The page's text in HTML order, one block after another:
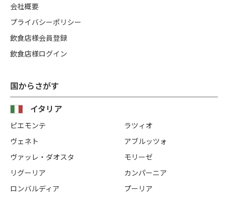
国からさがす
イタリア
ピエモンテ
ヴェネト
ヴァッレ・ダオスタ
リグーリア
ロンバルディア
ラツィオ
アブルッツォ
モリーゼ
カンパーニア
プーリア
会社概要
プライバシーポリシー
飲食店様会員登録
飲食店様ログイン